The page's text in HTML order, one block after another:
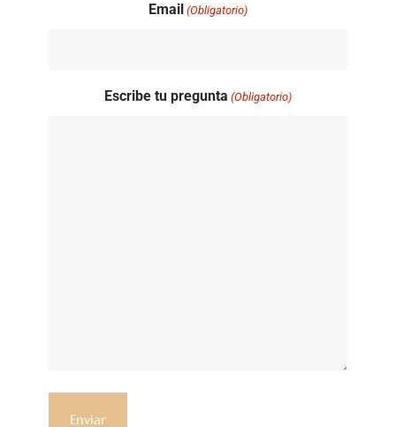
Email (Obligatorio)
Escribe tu pregunta (Obligatorio)